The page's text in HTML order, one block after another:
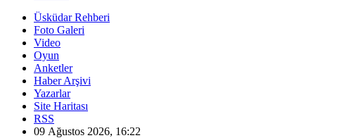
Üsküdar Rehberi
Foto Galeri
Video
Oyun
Anketler
Haber Arşivi
Yazarlar
Site Haritası
RSS
09 Ağustos 2026, 16:22